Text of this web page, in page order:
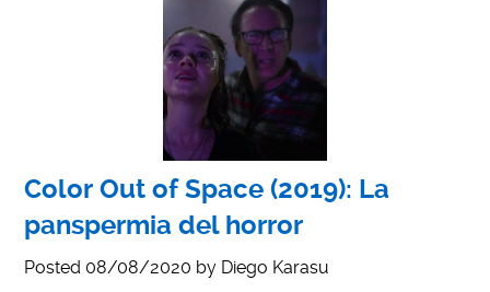
Color Out of Space (2019): La
panspermia del horror
Posted 08/08/2020 by Diego Karasu